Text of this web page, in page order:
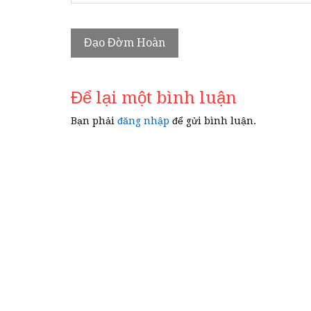
Điều
hướng
bài
viết
Đạo Đờm Hoàn
Để lại một bình luận
Bạn phải đăng nhập để gửi bình luận.